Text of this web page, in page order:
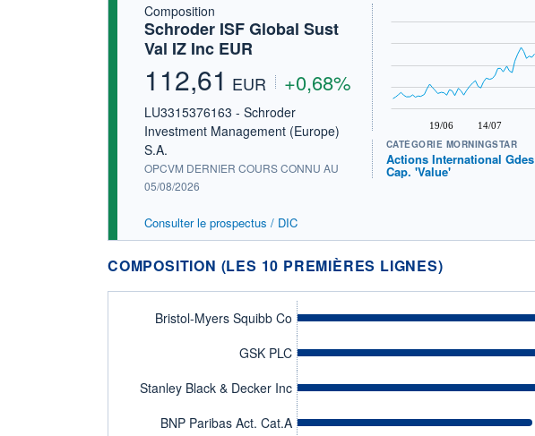
Composition
Schroder ISF Global Sust
Val IZ Inc EUR
112,61 EUR +0,68%
LU3315376163 - Schroder
Investment Management (Europe)
S.A.
OPCVM DERNIER COURS CONNU AU
05/08/2026
Consulter le prospectus / DIC
19/06 14/07
CATÉGORIE MORNINGSTAR
Actions International Gdes
Cap. 'Value'
COMPOSITION (LES 10 PREMIÈRES LIGNES)
Bristol-Myers Squibb Co
GSK PLC
Stanley Black & Decker Inc
BNP Paribas Act. Cat.A